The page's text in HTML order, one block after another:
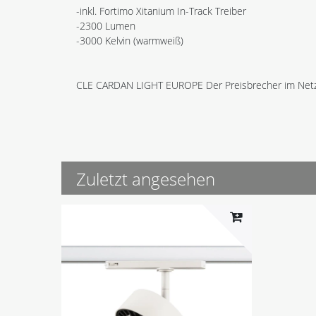
-inkl. Fortimo Xitanium In-Track Treiber
-2300 Lumen
-3000 Kelvin (warmweiß)
CLE CARDAN LIGHT EUROPE Der Preisbrecher im
Zuletzt angesehen